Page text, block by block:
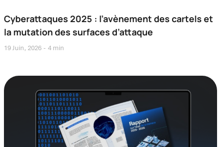
Cyberattaques 2025 : l’avènement des cartels et
la mutation des surfaces d’attaque
19 Juin, 2026 4 min